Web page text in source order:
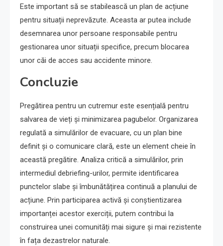
Este important să se stabilească un plan de acțiune
pentru situații neprevăzute. Aceasta ar putea include
desemnarea unor persoane responsabile pentru
gestionarea unor situații specifice, precum blocarea
unor căi de acces sau accidente minore.
Concluzie
Pregătirea pentru un cutremur este esențială pentru
salvarea de vieți și minimizarea pagubelor. Organizarea
regulată a simulărilor de evacuare, cu un plan bine
definit și o comunicare clară, este un element cheie în
această pregătire. Analiza critică a simulărilor, prin
intermediul debriefing-urilor, permite identificarea
punctelor slabe și îmbunătățirea continuă a planului de
acțiune. Prin participarea activă și conștientizarea
importanței acestor exerciții, putem contribui la
construirea unei comunități mai sigure și mai rezistente
în fața dezastrelor naturale.